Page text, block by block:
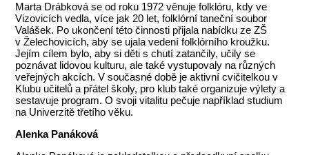
Marta Drábková se od roku 1972 věnuje folklóru, kdy ve
Vizovicích vedla, více jak 20 let, folklórní taneční soubor
Valášek. Po ukončení této činnosti přijala nabídku ze ZŠ
v Želechovicích, aby se ujala vedení folklórního kroužku.
Jejím cílem bylo, aby si děti s chutí zatančily, učily se
poznávat lidovou kulturu, ale také vystupovaly na různých
veřejných akcích. V současné době je aktivní cvičitelkou v
Klubu učitelů a přátel školy, pro klub také organizuje výlety a
sestavuje program. O svoji vitalitu pečuje například studium
na Univerzitě třetího věku.
Alenka Panáková